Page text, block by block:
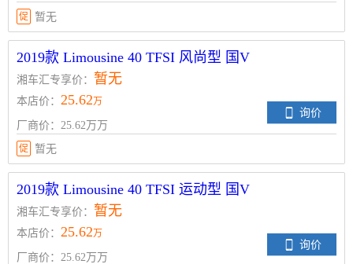
促 暂无
2019款 Limousine 40 TFSI 风尚型 国V
湘车汇专享价： 暂无
本店价： 25.62万
厂商价：25.62万万
询价
促 暂无
2019款 Limousine 40 TFSI 运动型 国V
湘车汇专享价： 暂无
本店价： 25.62万
厂商价：25.62万万
询价